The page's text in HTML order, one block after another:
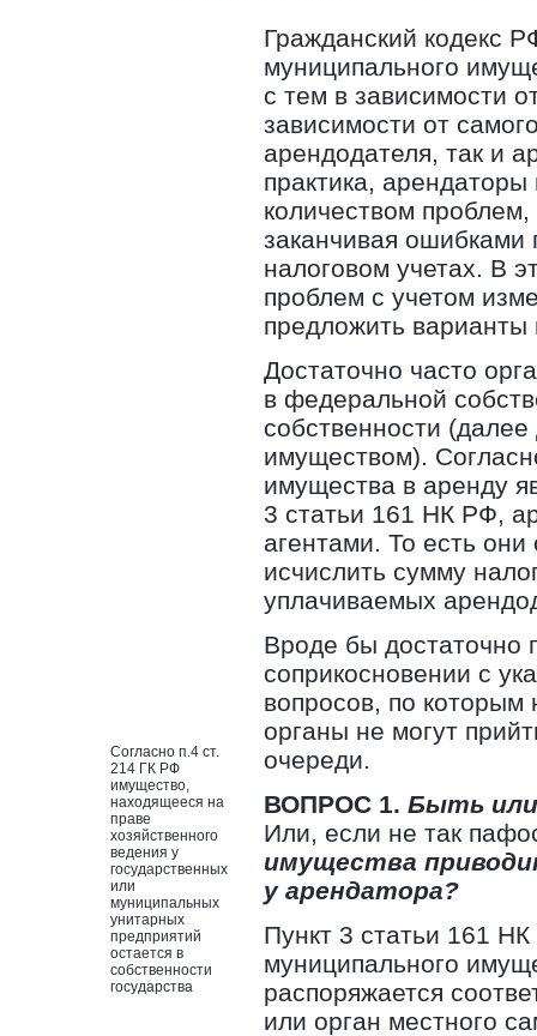
Согласно п.4 ст.
214 ГК РФ
имущество,
находящееся на
праве
хозяйственного
ведения у
государственных
или
муниципальных
унитарных
предприятий
остается в
собственности
государства
Гражданский кодекс
муниципального
с тем в зависимости
зависимости от
арендодателя, так и
практика,
количеством
заканчивая ошибками
налоговом учетах. В
проблем с учетом
предложить
Достаточно часто
в федеральной
собственности
имуществом).
имущества в аренду
3 статьи 161 НК РФ,
агентами. То есть
исчислить сумму
уплачиваемых
Вроде бы достаточно
соприкосновении с
вопросов, по которым
органы не могут
очереди.
ВОПРОС 1. Быть
Или, если не так
имущества
у арендатора?
Пункт 3 статьи 161
муниципального
распоряжается
или орган местного